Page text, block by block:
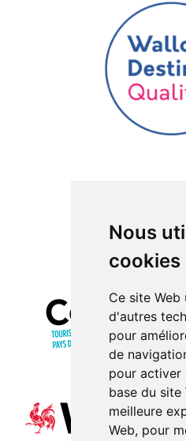
Nous
cookies
Ce site
d'autres
pour
de
pour activer
base du site
meilleure
Web, pour